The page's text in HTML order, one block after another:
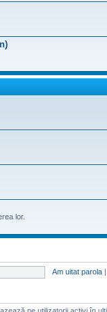
lor.
Am uitat parola |
pe utilizatorii activi în